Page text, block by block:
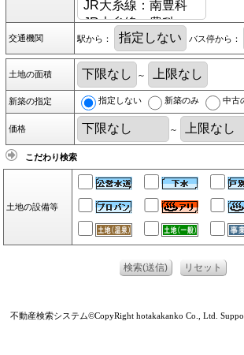
交通機関 駅から： バス停から：
土地の面積 ～
新築の指定 指定しない 新築のみ 中古
価格 ～
こだわり検索
土地の設備等
不動産検索システム©CopyRight hotakakanko Co., Ltd.